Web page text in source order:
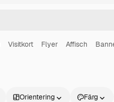
Visitkort Flyer Affisch
Orientering Färg